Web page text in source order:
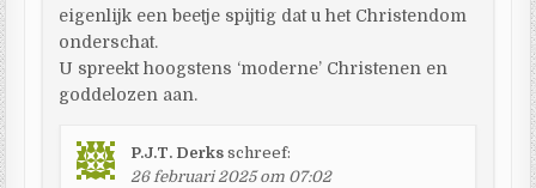
eigenlijk een beetje spijtig dat u het Christendom
onderschat.
U spreekt hoogstens ‘moderne’ Christenen en
goddelozen aan.
P.J.T. Derks schreef:
26 februari 2025 om 07:02